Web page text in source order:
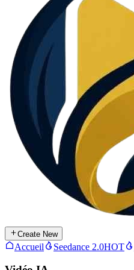
Create New
Accueil Seedance 2.0HOT